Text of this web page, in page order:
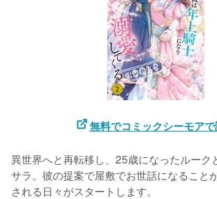
無料でコミックシーモア
異世界へと再転移し、25歳になったルーク
サラ。彼の提案で屋敷でお世話になること
される日々がスタートします。